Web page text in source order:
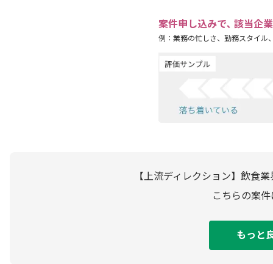
案件申し込みで､ 該当企
例：業務の忙しさ、勤務スタイル
【上流ディレクション】飲食
こちらの案
もっと